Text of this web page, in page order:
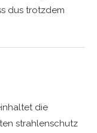
dus trotzdem
die
strahlenschutz